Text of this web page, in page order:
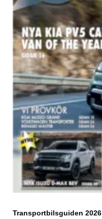
Transportbilsguiden 2026